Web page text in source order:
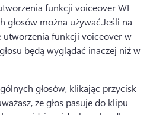
funkcji voiceover WI
głosów można używać.Jeśli na
utworzenia funkcji voiceover w
będą wyglądać inaczej niż w
głosów, klikając przycisk
że głos pasuje do klipu